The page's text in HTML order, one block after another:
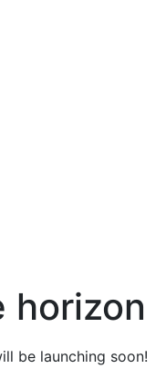
horizon
be launching soon!